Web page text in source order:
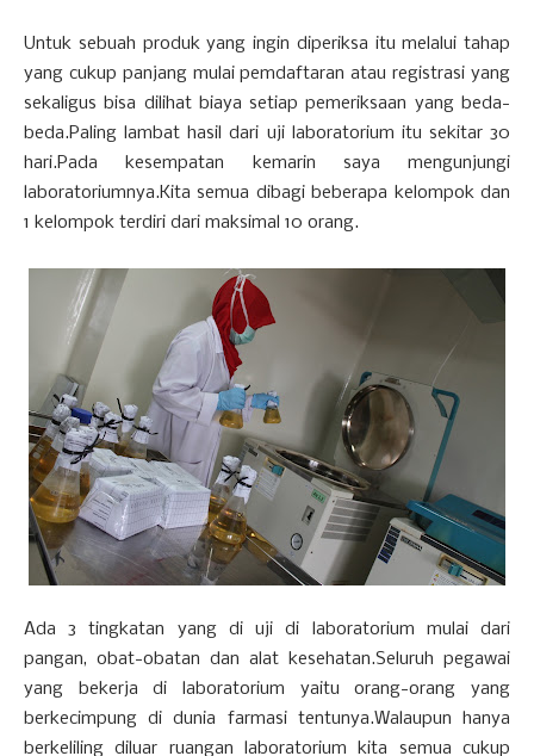
Untuk sebuah produk yang ingin diperiksa itu melalui tahap
yang cukup panjang mulai pemdaftaran atau registrasi yang
sekaligus bisa dilihat biaya setiap pemeriksaan yang beda-
beda.Paling lambat hasil dari uji laboratorium itu sekitar 30
hari.Pada kesempatan kemarin saya mengunjungi
laboratoriumnya.Kita semua dibagi beberapa kelompok dan
1 kelompok terdiri dari maksimal 10 orang.
Ada 3 tingkatan yang di uji di laboratorium mulai dari
pangan, obat-obatan dan alat kesehatan.Seluruh pegawai
yang bekerja di laboratorium yaitu orang-orang yang
berkecimpung di dunia farmasi tentunya.Walaupun hanya
berkeliling diluar ruangan laboratorium kita semua cukup